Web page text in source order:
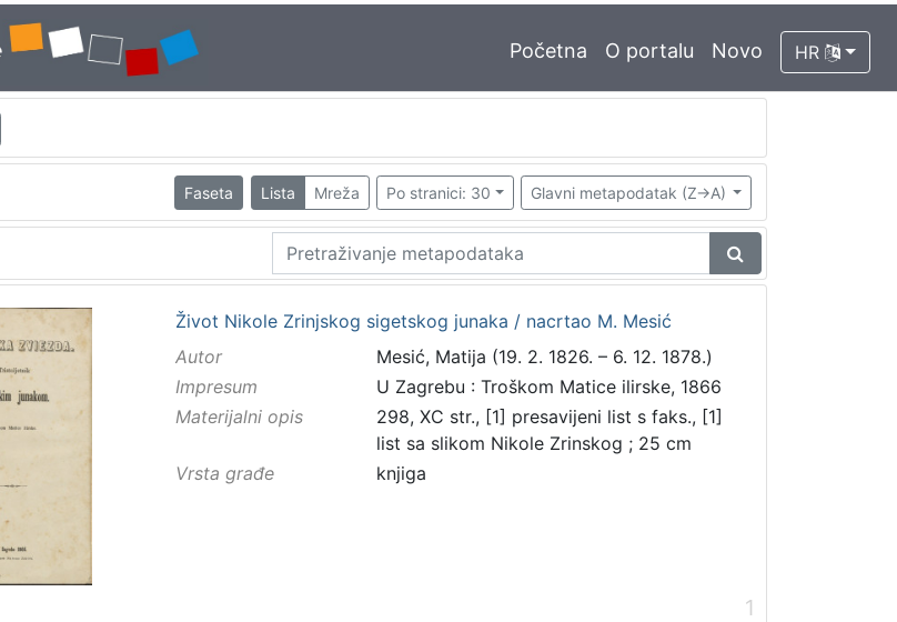
Početna O portalu Novo HR
Faseta Lista Mreža Po stranici: 30 Glavni metapodatak (Z->A)
Život Nikole Zrinjskog sigetskog junaka / nacrtao M. Mesić
Autor
Mesić, Matija (19. 2. 1826. – 6. 12. 1878.)
Impresum
U Zagrebu : Troškom Matice ilirske, 1866
Materijalni opis
298, XC str., [1] presavijeni list s faks., [1]
list sa slikom Nikole Zrinskog ; 25 cm
Vrsta građe
knjiga
1